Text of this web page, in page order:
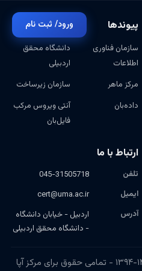
ورود/ ثبت نام پیوندها
سازمان فناوری
اطلاعات
دانشگاه محقق
اردبیلی
مرکز ماهر
سازمان زیرساخت
داده‌بان
آنتی ویروس مرکب
فایل‌بان
ارتباط با ما
تلفن
045-31505718
ایمیل
cert@uma.ac.ir
آدرس
اردبیل - خیابان دانشگاه
- دانشگاه محقق اردبیلی
© ۱۳۹۴-۱۴۰۵ - تمامی حقوق برای مرکز آپا